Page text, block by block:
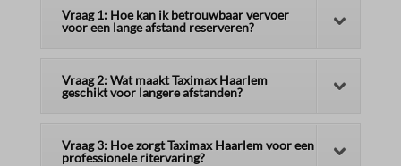
Vraag 1: Hoe kan ik betrouwbaar vervoer
voor een lange afstand reserveren?
Vraag 2: Wat maakt Taximax Haarlem
geschikt voor langere afstanden?
Vraag 3: Hoe zorgt Taximax Haarlem voor een
professionele ritervaring?